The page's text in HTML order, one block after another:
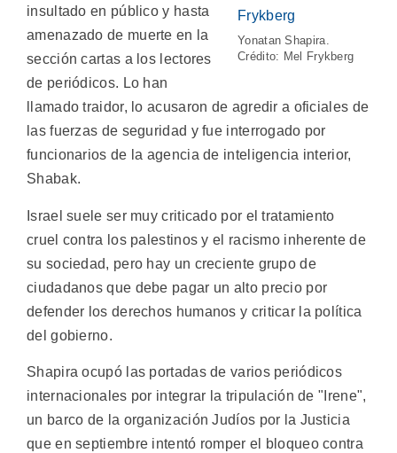
Yonatan Shapira.
Crédito: Mel Frykberg
insultado en público y hasta
amenazado de muerte en la
sección cartas a los lectores
de periódicos. Lo han
llamado traidor, lo acusaron de agredir a oficiales de
las fuerzas de seguridad y fue interrogado por
funcionarios de la agencia de inteligencia interior,
Shabak.
Israel suele ser muy criticado por el tratamiento
cruel contra los palestinos y el racismo inherente de
su sociedad, pero hay un creciente grupo de
ciudadanos que debe pagar un alto precio por
defender los derechos humanos y criticar la política
del gobierno.
Shapira ocupó las portadas de varios periódicos
internacionales por integrar la tripulación de "Irene",
un barco de la organización Judíos por la Justicia
que en septiembre intentó romper el bloqueo contra